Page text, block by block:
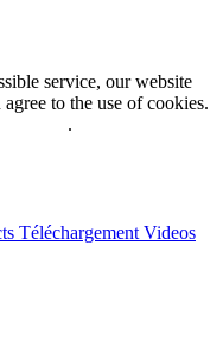
service, our website
to the use of cookies.
.
Téléchargement Videos